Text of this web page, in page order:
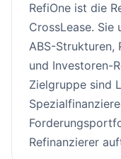
RefiOne ist die
CrossLease.
ABS-
und Investoren-
Zielgruppe sind
Refinanzierer